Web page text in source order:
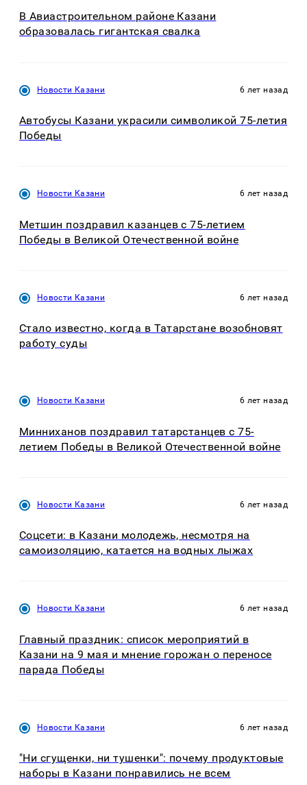
В Авиастроительном районе Казани
образовалась гигантская свалка
Новости Казани 6 лет назад
Автобусы Казани украсили символикой 75-летия
Победы
Новости Казани 6 лет назад
Метшин поздравил казанцев с 75-летием
Победы в Великой Отечественной войне
Новости Казани 6 лет назад
Стало известно, когда в Татарстане возобновят
работу суды
Новости Казани 6 лет назад
Минниханов поздравил татарстанцев с 75-
летием Победы в Великой Отечественной войне
Новости Казани 6 лет назад
Соцсети: в Казани молодежь, несмотря на
самоизоляцию, катается на водных лыжах
Новости Казани 6 лет назад
Главный праздник: список мероприятий в
Казани на 9 мая и мнение горожан о переносе
парада Победы
Новости Казани 6 лет назад
"Ни сгущенки, ни тушенки": почему продуктовые
наборы в Казани понравились не всем